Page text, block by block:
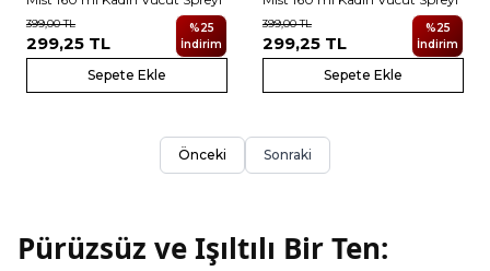
399,00TL
299,25 TL
%25
İndirim
Sepete Ekle
399,00TL
299,25 TL
%25
İndirim
Sepete Ekle
Önceki Sonraki
Pürüzsüz ve Işıltılı Bir Ten: